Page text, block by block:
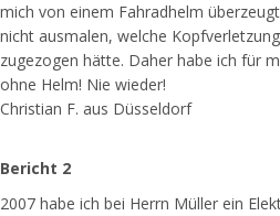
mich von einem Fahradhelm
nicht ausmalen, welche
zugezogen hätte. Daher habe ich für
ohne Helm! Nie wieder!
Christian F. aus Düsseldorf
Bericht 2
2007 habe ich bei Herrn Müller ein